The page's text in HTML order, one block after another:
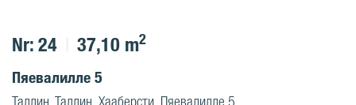
Nr: 24 37,10 m2
Пяевалилле 5
Таллин, Таллин, Хааберсти, Пяевалилле 5